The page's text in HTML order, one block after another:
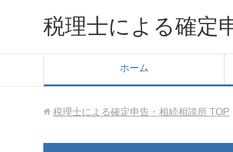
税理士による確定
ホーム
税理士による確定申告・相続相談所 TOP